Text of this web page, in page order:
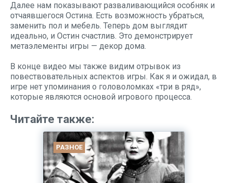
Далее нам показывают разваливающийся особняк и
отчаявшегося Остина. Есть возможность убраться,
заменить пол и мебель. Теперь дом выглядит
идеально, и Остин счастлив. Это демонстрирует
метаэлементы игры — декор дома.
В конце видео мы также видим отрывок из
повествовательных аспектов игры. Как я и ожидал, в
игре нет упоминания о головоломках «три в ряд»,
которые являются основой игрового процесса.
Читайте также:
РАЗНОЕ